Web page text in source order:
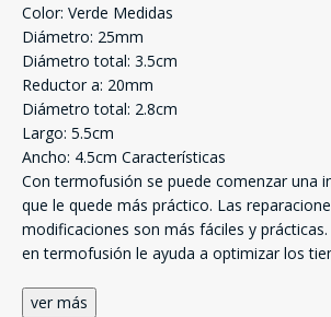
Color: Verde Medidas
Diámetro: 25mm
Diámetro total: 3.5cm
Reductor a: 20mm
Diámetro total: 2.8cm
Largo: 5.5cm
Ancho: 4.5cm Características
Con termofusión se puede comenzar una
que le quede más práctico. Las
modificaciones son más fáciles y
en termofusión le ayuda a optimizar los
ver más